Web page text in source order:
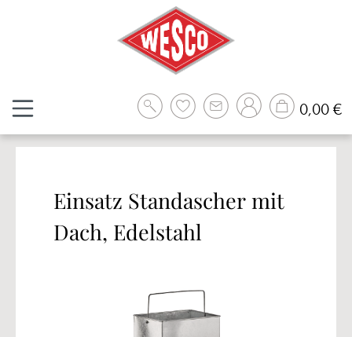
0,00 €
Einsatz Standascher mit
Dach, Edelstahl